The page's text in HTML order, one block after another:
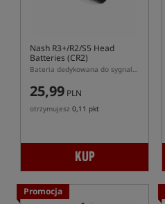
Nash R3+/R2/S5 Head
Batteries (CR2)
Bateria dedykowana do sygnalizatorów Nash
25,99 PLN
otrzymujesz 0,11 pkt
KUP
Promocja